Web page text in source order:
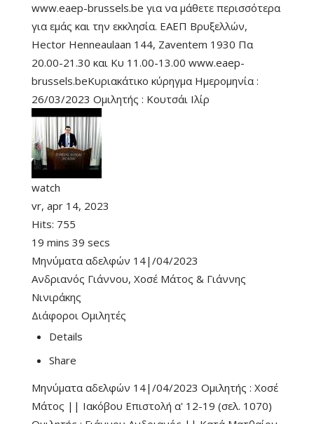
www.eaep-brussels.be για να μάθετε περισσότερα
για εμάς και την εκκλησία. ΕΑΕΠ Βρυξελλών,
Hector Henneaulaan 144, Zaventem 1930 Πα
20.00-21.30 και Κυ 11.00-13.00 www.eaep-
brussels.beΚυριακάτικο κύρηγμα Ημερομηνία :
26/03/2023 Ομιλητής : Κουτσάι Ιλίρ
watch
vr, apr 14, 2023
Hits: 755
19 mins 39 secs
Μηνύματα αδελφών 14|/04/2023
Ανδριανός Γιάννου, Χοσέ Μάτος & Γιάννης
Νινιράκης
Διάφοροι Ομιλητές
Details
Share
Μηνύματα αδελφών 14|/04/2023 Ομιλητής : Χοσέ
Μάτος || Ιακόβου Επιστολή α' 12-19 (σελ. 1070)